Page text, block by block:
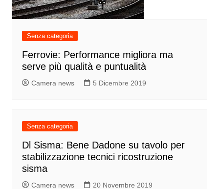
Senza categoria
Ferrovie: Performance migliora ma
serve più qualità e puntualità
Camera news 5 Dicembre 2019
Senza categoria
Dl Sisma: Bene Dadone su tavolo per
stabilizzazione tecnici ricostruzione
sisma
Camera news 20 Novembre 2019